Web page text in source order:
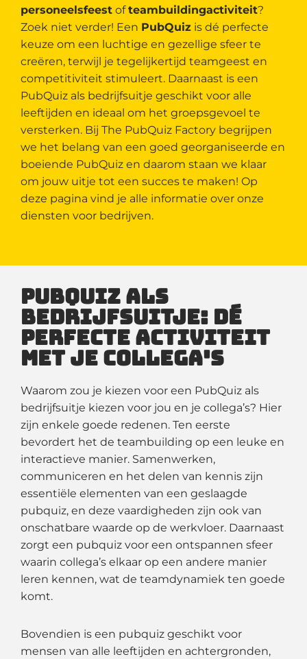
personeelsfeest ofteambuildingactiviteit?
Zoek niet verder! Een PubQuiz is dé perfecte
keuze om een luchtige en gezellige sfeer te
creëren, terwijl je tegelijkertijd teamgeest en
competitiviteit stimuleert. Daarnaast is een
PubQuiz als bedrijfsuitje geschikt voor alle
leeftijden en ideaal om het groepsgevoel te
versterken. Bij The PubQuiz Factory begrijpen
we het belang van een goed georganiseerde en
boeiende PubQuiz en daarom staan we klaar
om jouw uitje tot een succes te maken! Op
deze pagina vind je alle informatie over onze
diensten voor bedrijven.
PubQuiz als
bedrijfsuitje: Dé
perfecte activiteit
met je collega's
Waarom zou je kiezen voor een PubQuiz als
bedrijfsuitje kiezen voor jou en je collega’s? Hier
zijn enkele goede redenen. Ten eerste
bevordert het de teambuilding op een leuke en
interactieve manier. Samenwerken,
communiceren en het delen van kennis zijn
essentiële elementen van een geslaagde
pubquiz, en deze vaardigheden zijn ook van
onschatbare waarde op de werkvloer. Daarnaast
zorgt een pubquiz voor een ontspannen sfeer
waarin collega’s elkaar op een andere manier
leren kennen, wat de teamdynamiek ten goede
komt.
Bovendien is een pubquiz geschikt voor
mensen van alle leeftijden en achtergronden,